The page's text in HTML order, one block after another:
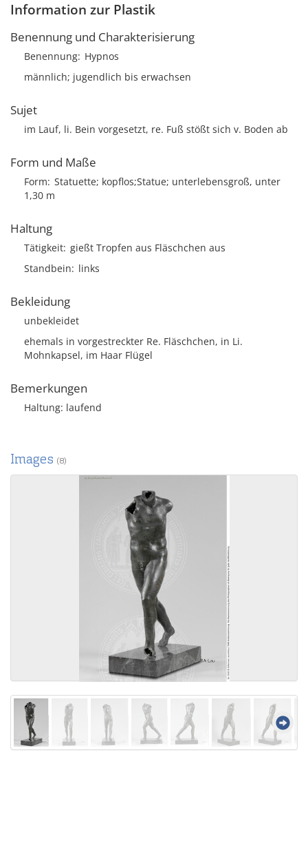
Information zur Plastik
Benennung und Charakterisierung
Benennung Hypnos
männlich; jugendlich bis erwachsen
Sujet
im Lauf, li. Bein vorgesetzt, re. Fuß stößt sich v. Boden ab
Form und Maße
Form Statuette; kopflos;Statue; unterlebensgroß, unter
1,30 m
Haltung
Tätigkeit gießt Tropfen aus Fläschchen aus
Standbein
links
Bekleidung
unbekleidet
ehemals in vorgestreckter Re. Fläschchen, in Li.
Mohnkapsel, im Haar Flügel
Bemerkungen
Haltung: laufend
Images (8)